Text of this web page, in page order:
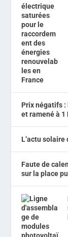
Prix négatifs :
et ramené à 1
L’actu
Faute de
sur la place